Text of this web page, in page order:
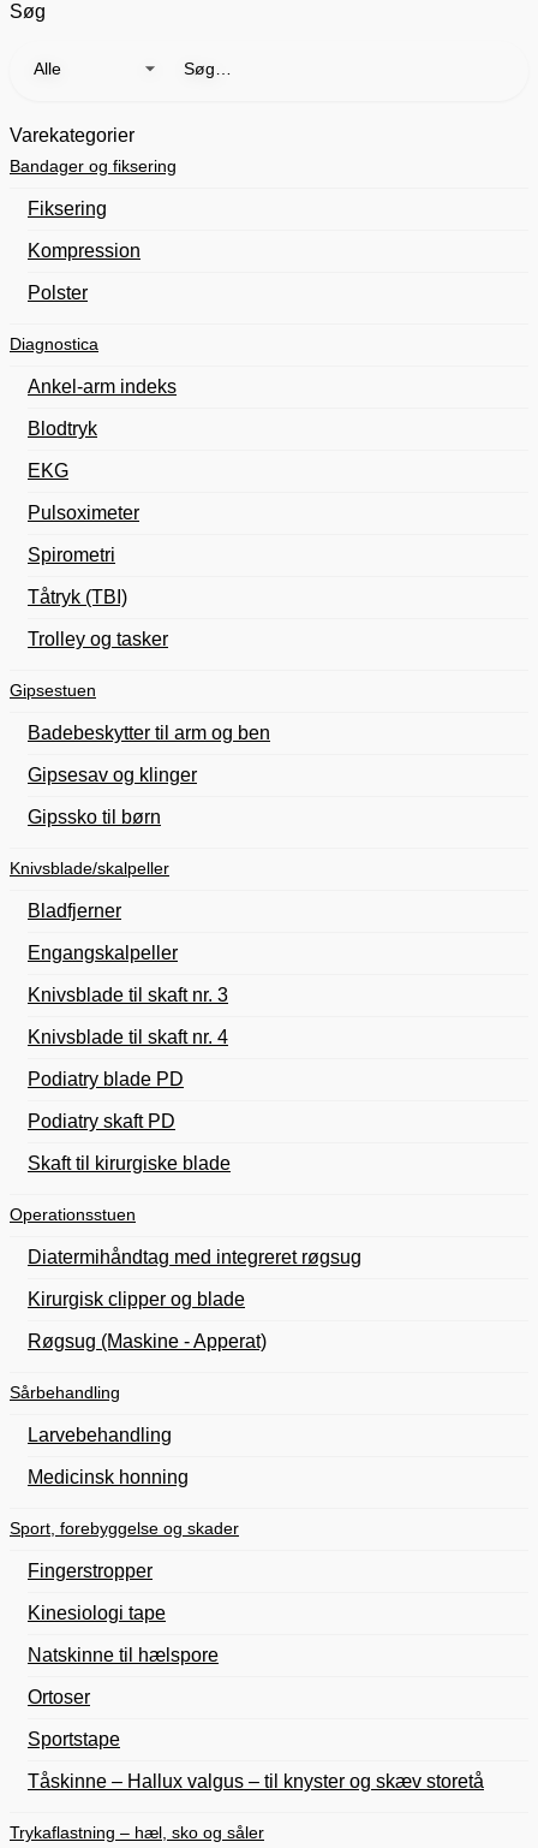
Søg
efter:
Varekategorier
Bandager og fiksering
Fiksering
Kompression
Polster
Diagnostica
Ankel-arm indeks
Blodtryk
EKG
Pulsoximeter
Spirometri
Tåtryk (TBI)
Trolley og tasker
Gipsestuen
Badebeskytter til arm og ben
Gipsesav og klinger
Gipssko til børn
Knivsblade/skalpeller
Bladfjerner
Engangskalpeller
Knivsblade til skaft nr. 3
Knivsblade til skaft nr. 4
Podiatry blade PD
Podiatry skaft PD
Skaft til kirurgiske blade
Operationsstuen
Diatermihåndtag med integreret røgsug
Kirurgisk clipper og blade
Røgsug (Maskine - Apperat)
Sårbehandling
Larvebehandling
Medicinsk honning
Sport, forebyggelse og skader
Fingerstropper
Kinesiologi tape
Natskinne til hælspore
Ortoser
Sportstape
Tåskinne – Hallux valgus – til knyster og skæv storetå
Trykaflastning – hæl, sko og såler